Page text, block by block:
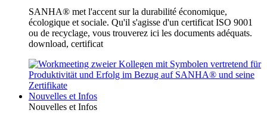
SANHA® met l'accent sur la durabilité économique,
écologique et sociale. Qu'il s'agisse d'un certificat ISO 9001
ou de recyclage, vous trouverez ici les documents adéquats.
download, certificat
Nouvelles et Infos
Nouvelles et Infos